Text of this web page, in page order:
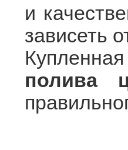
и
зависеть
полива